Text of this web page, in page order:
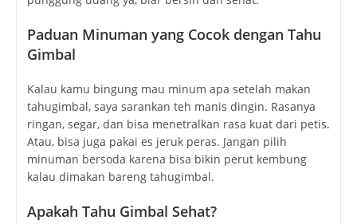
Paduan Minuman yang Cocok dengan Tahu
Gimbal
Kalau kamu bingung mau minum apa setelah makan
tahugimbal, saya sarankan teh manis dingin. Rasanya
ringan, segar, dan bisa menetralkan rasa kuat dari petis.
Atau, bisa juga pakai es jeruk peras. Jangan pilih
minuman bersoda karena bisa bikin perut kembung
kalau dimakan bareng tahugimbal.
Apakah Tahu Gimbal Sehat?